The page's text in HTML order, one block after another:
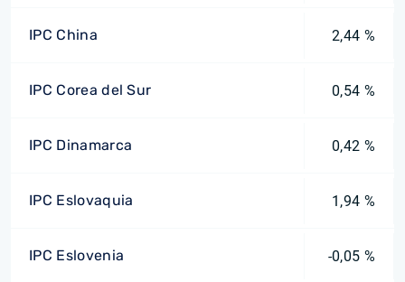
IPC China 2,44 %
IPC Corea del Sur 0,54 %
IPC Dinamarca 0,42 %
IPC Eslovaquia 1,94 %
IPC Eslovenia -0,05 %